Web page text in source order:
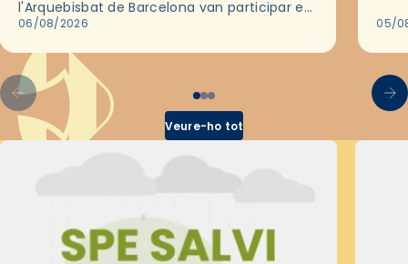
l'Arquebisbat de Barcelona van participar en
les convivències Be Apostle, organitzades
06/08/2026 05/
Veure-ho tot